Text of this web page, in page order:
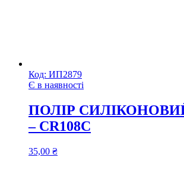
Код: ИП2879
Є в наявності
ПОЛІР
– CR108C
35,00 ₴